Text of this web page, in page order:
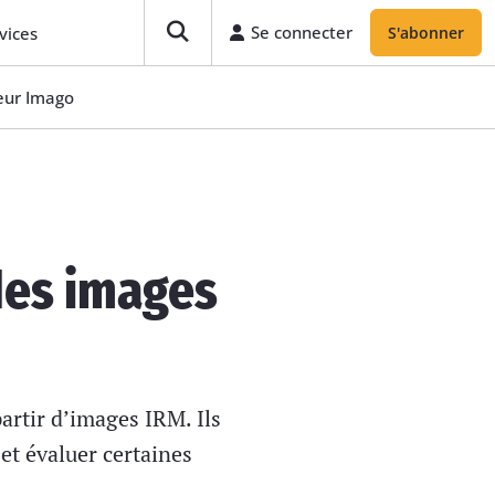
Se connecter S'abonner
Imago
images
d’images IRM. Ils
évaluer certaines